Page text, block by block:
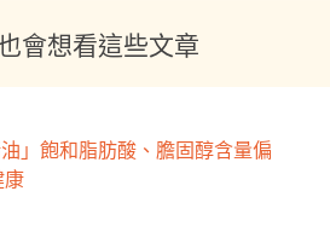
會想看這些文章
」飽和脂肪酸、膽固醇含量偏
康